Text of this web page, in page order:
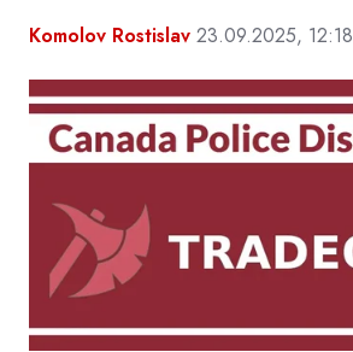
Komolov Rostislav 23.09.2025, 12:18